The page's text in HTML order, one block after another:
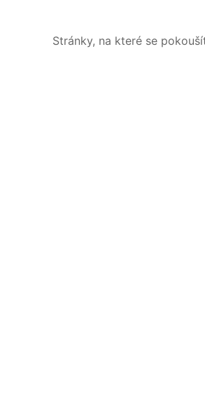
Stránky, na které se